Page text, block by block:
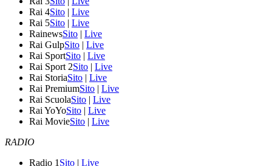
Rai 4Sito | Live
Rai 5Sito | Live
RainewsSito | Live
Rai GulpSito | Live
Rai SportSito | Live
Rai Sport 2Sito | Live
Rai StoriaSito | Live
Rai PremiumSito | Live
Rai ScuolaSito | Live
Rai YoYoSito | Live
Rai MovieSito | Live
RADIO
Radio 1 Sito | Live